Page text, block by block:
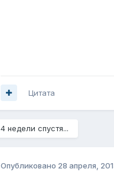
Цитата
4 недели спустя...
Опубликовано 28 апреля,